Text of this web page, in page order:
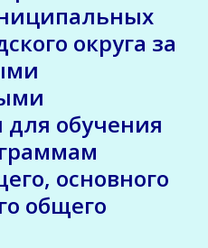
округа за
обучения
основного
общего